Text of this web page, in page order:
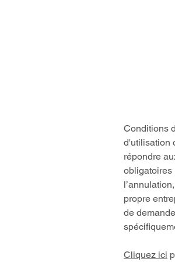
Conditions
d'utilisation
répondre
obligatoires
propre
de
Cliquez ici